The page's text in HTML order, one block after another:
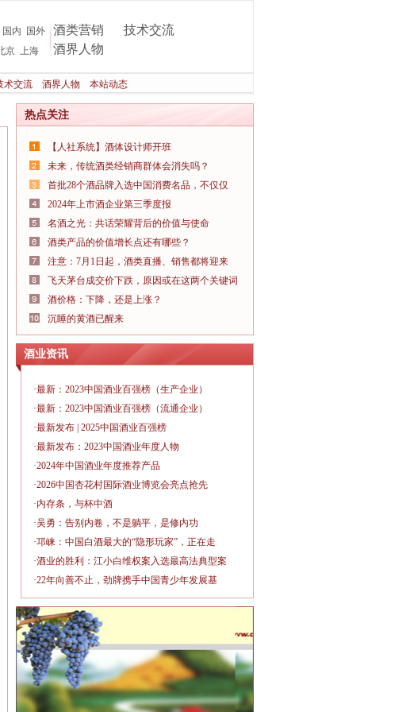
国内 国外
京 上海
酒类营销
酒界人物
技术交流
术交流 酒界人物 本站动态
热点关注
【人社系统】酒体设计师开班
未来，传统酒类经销商群体会消失吗？
首批28个酒品牌入选中国消费名品，不仅仅
2024年上市酒企业第三季度报
名酒之光：共话荣耀背后的价值与使命
酒类产品的价值增长点还有哪些？
注意：7月1日起，酒类直播、销售都将迎来
飞天茅台成交价下跌，原因或在这两个关键词
酒价格：下降，还是上涨？
沉睡的黄酒已醒来
酒业资讯
·最新：2023中国酒业百强榜（生产企业）
·最新：2023中国酒业百强榜（流通企业）
·最新发布 | 2025中国酒业百强榜
·最新发布：2023中国酒业年度人物
·2024年中国酒业年度推荐产品
·2026中国杏花村国际酒业博览会亮点抢先
·内存条，与杯中酒
·吴勇：告别内卷，不是躺平，是修内功
·邛崃：中国白酒最大的“隐形玩家”，正在走
·酒业的胜利：江小白维权案入选最高法典型案
·22年向善不止，劲牌携手中国青少年发展基